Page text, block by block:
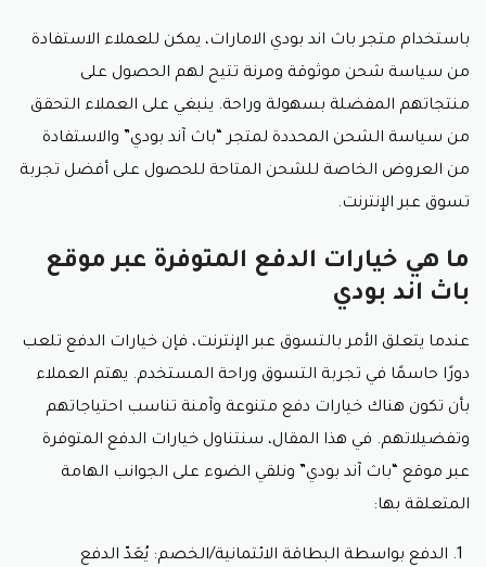
باستخدام متجر باث اند بودي الامارات، يمكن للعملاء الاستفادة
من سياسة شحن موثوقة ومرنة تتيح لهم الحصول على
منتجاتهم المفضلة بسهولة وراحة. ينبغي على العملاء التحقق
من سياسة الشحن المحددة لمتجر “باث آند بودي” والاستفادة
من العروض الخاصة للشحن المتاحة للحصول على أفضل تجربة
تسوق عبر الإنترنت.
ما هي خيارات الدفع المتوفرة عبر موقع
باث اند بودي
عندما يتعلق الأمر بالتسوق عبر الإنترنت، فإن خيارات الدفع تلعب
دورًا حاسمًا في تجربة التسوق وراحة المستخدم. يهتم العملاء
بأن تكون هناك خيارات دفع متنوعة وآمنة تناسب احتياجاتهم
وتفضيلاتهم. في هذا المقال، سنتناول خيارات الدفع المتوفرة
عبر موقع “باث آند بودي” ونلقي الضوء على الجوانب الهامة
المتعلقة بها:
الدفع بواسطة البطاقة الائتمانية/الخصم: يُعَدّ الدفع